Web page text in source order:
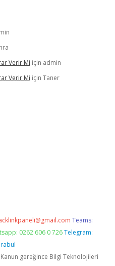
Verir Mi için admin
Verir Mi için Taner
Teams:
0262 606 0 726 Telegram:
Kanun gereğince Bilgi Teknolojileri